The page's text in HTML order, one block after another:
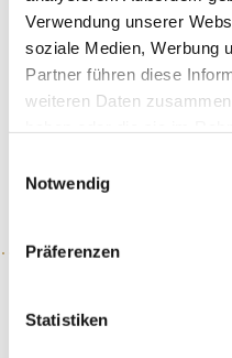
Verwendung unserer
soziale Medien, Werbung
Partner führen diese
weiteren Daten
Notwendig
Präferenzen
StatistikenNachnahmegebühren,